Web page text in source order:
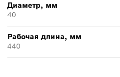
Диаметр, мм
40
Рабочая длина, мм
440